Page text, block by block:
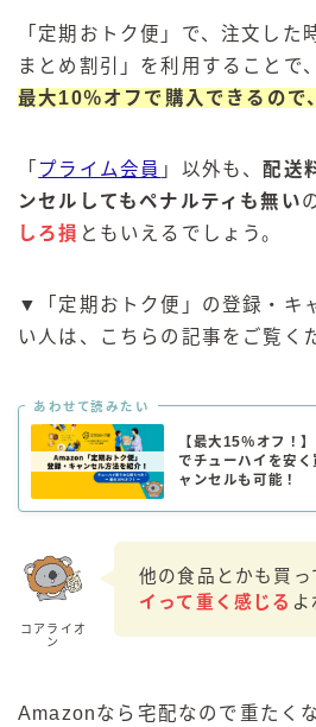
「定期おトク便」で、注文した
まとめ割引」を利用することで
最大10％オフで購入できるので
「 プライム会員 」以外も、配送
ンセルしてもペナルティも無い
しろ損 ともいえるでしょう。
▼「定期おトク便」の登録・キ
い人は、こちらの記事をご覧く
あわせて読みたい
【最大15％オフ！
でチューハイを安
ャンセルも可能！
コアライオ
ン
他の食品とかも買っ
イって重く感じる よ
Amazonなら宅配なので重たく
缶チューハイの売れ筋ラ